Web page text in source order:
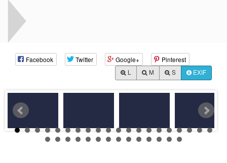
Facebook Twitter Google+ Pinterest
M S EXIF